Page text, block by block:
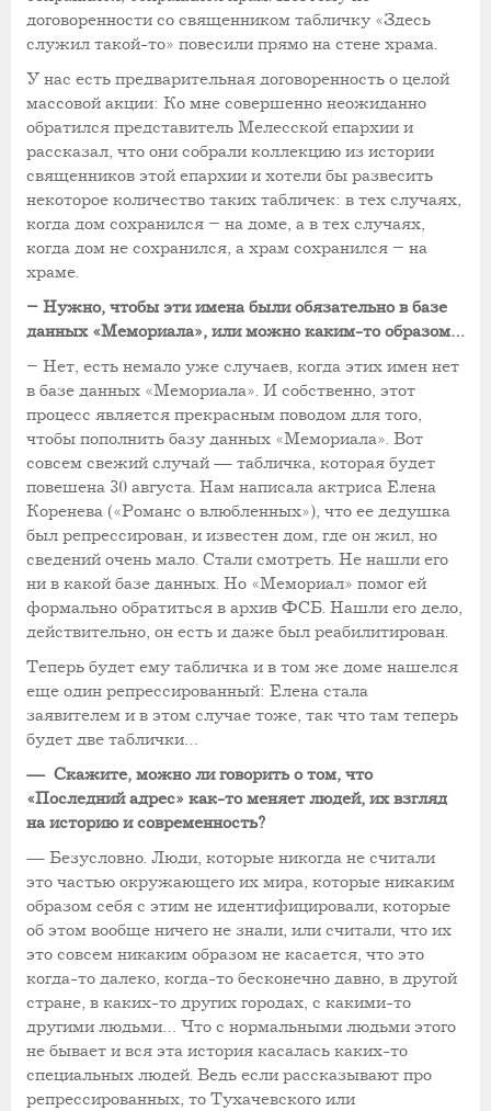
договоренности со священником табличку «Здесь
служил такой-то» повесили прямо на стене храма.
У нас есть предварительная договоренность о целой
массовой акции: Ко мне совершенно неожиданно
обратился представитель Мелесской епархии и
рассказал, что они собрали коллекцию из истории
священников этой епархии и хотели бы развесить
некоторое количество таких табличек: в тех случаях,
когда дом сохранился – на доме, а в тех случаях,
когда дом не сохранился, а храм сохранился – на
храме.
– Нужно, чтобы эти имена были обязательно в базе
данных «Мемориала», или можно каким-то образом…
– Нет, есть немало уже случаев, когда этих имен нет
в базе данных «Мемориала». И собственно, этот
процесс является прекрасным поводом для того,
чтобы пополнить базу данных «Мемориала». Вот
совсем свежий случай — табличка, которая будет
повешена 30 августа. Нам написала актриса Елена
Коренева («Романс о влюбленных»), что ее дедушка
был репрессирован, и известен дом, где он жил, но
сведений очень мало. Стали смотреть. Не нашли его
ни в какой базе данных. Но «Мемориал» помог ей
формально обратиться в архив ФСБ. Нашли его дело,
действительно, он есть и даже был реабилитирован.
Теперь будет ему табличка и в том же доме нашелся
еще один репрессированный: Елена стала
заявителем и в этом случае тоже, так что там теперь
будет две таблички…
— Скажите, можно ли говорить о том, что
«Последний адрес» как-то меняет людей, их взгляд
на историю и современность?
— Безусловно. Люди, которые никогда не считали
это частью окружающего их мира, которые никаким
образом себя с этим не идентифицировали, которые
об этом вообще ничего не знали, или считали, что их
это совсем никаким образом не касается, что это
когда-то далеко, когда-то бесконечно давно, в другой
стране, в каких-то других городах, с какими-то
другими людьми… Что с нормальными людьми этого
не бывает и вся эта история касалась каких-то
специальных людей. Ведь если рассказывают про
репрессированных, то Тухачевского или